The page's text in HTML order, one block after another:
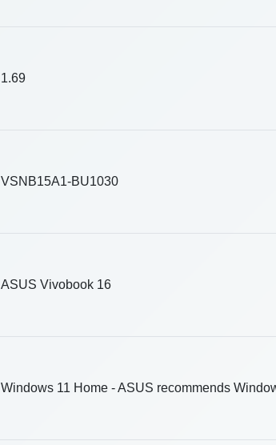
1.69
VSNB15A1-BU1030
ASUS Vivobook 16
Windows 11 Home - ASUS recommends